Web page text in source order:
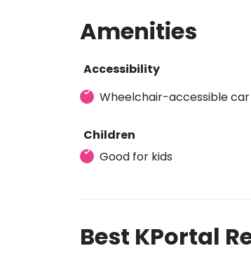
Amenities
Accessibility
Wheelchair-accessible
Children
Good for kids
Best KPortal